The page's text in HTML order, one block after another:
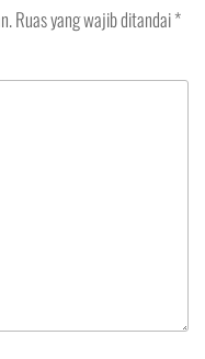
Ruas yang wajib ditandai*